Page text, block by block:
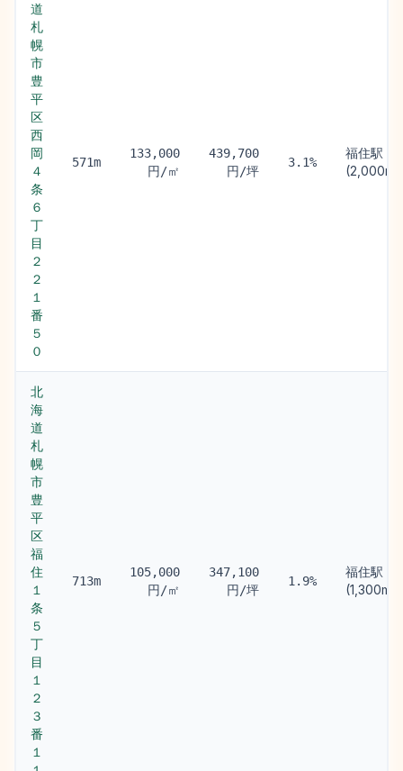
道
札
幌
市
豊
平
区
西
岡
４
条
６
丁
目
２
２
１
番
５
０
571m
133,000
円/㎡
439,700
円/坪
3.1%
福住駅
(2,000m)
北
海
道
札
幌
市
豊
平
区
福
住
１
条
５
丁
目
１
２
３
番
１
713m
105,000
円/㎡
347,100
円/坪
1.9%
福住駅
(1,300m)